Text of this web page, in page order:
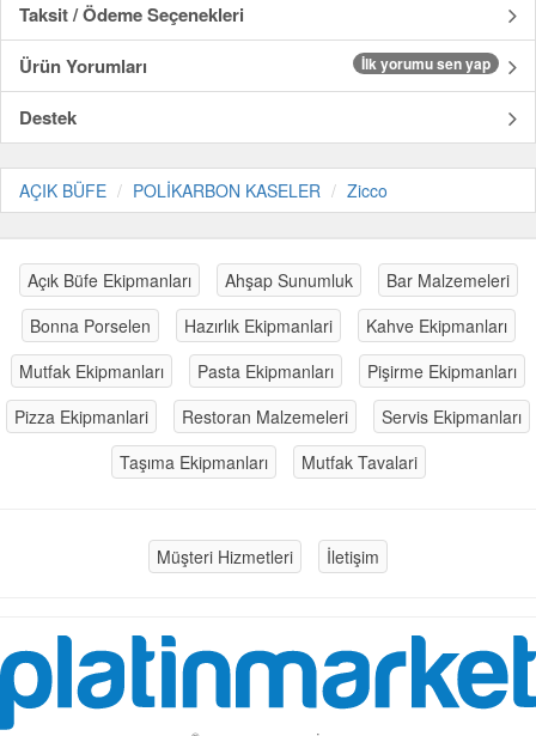
Taksit / Ödeme Seçenekleri
Ürün Yorumları
İlk yorumu sen yap
Destek
AÇIK BÜFE POLİKARBON KASELER Zicco
Açık Büfe Ekipmanları Ahşap Sunumluk
Bar Malzemeleri
Bonna Porselen
Hazırlık Ekipmanlari
Kahve Ekipmanları
Mutfak Ekipmanları
Pasta Ekipmanları
Pişirme Ekipmanları
Pizza Ekipmanlari
Restoran Malzemeleri
Servis Ekipmanları
Taşıma Ekipmanları
Mutfak Tavalari
Müşteri Hizmetleri İletişim